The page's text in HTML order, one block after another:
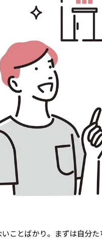
ことばかり。まずは自分